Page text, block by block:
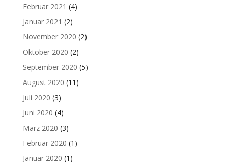
Februar 2021 (4)
Januar 2021 (2)
November 2020 (2)
Oktober 2020 (2)
September 2020 (5)
August 2020 (11)
Juli 2020 (3)
Juni 2020 (4)
März 2020 (3)
Februar 2020 (1)
Januar 2020 (1)